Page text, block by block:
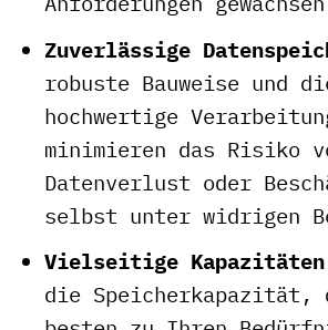
Zuverlässige
robuste Bauweise und
hochwertige
minimieren das Risiko
Datenverlust oder
selbst unter widrigen
Vielseitige
die Speicherkapazität,